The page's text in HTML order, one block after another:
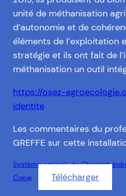
unité de méthanisation
d’autonomie et de
éléments de l’exploitation
stratégie et ils ont fait de
méthanisation un outil
https://osez-
identite
Les commentaires du
GREFFE sur cette
Système agricole de Chazelet-
Copie
Télécharger